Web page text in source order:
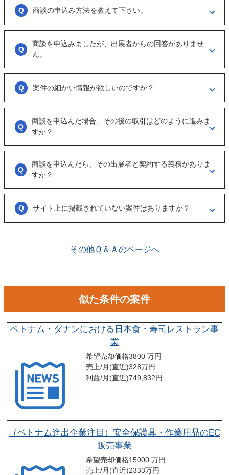
商談の申込み方法を教えて下さい。
「商談を申し込む」ボタンからお申し込みください。
商談といっても、急に条件、金額交渉を行う訳ではなくまずは、どのよ
うな事業をされているのか？
可能であれば、詳細情報を出して欲しいと連絡ください。
商談を申込みましたが、出展者からの回答がありませ
ん。
大変申し訳ございません。こちらも、回答がない出展者には返事をする
ように催促をしております。
ただ、案件を見ていない方もおられるので、数日経っても返信がない場
案件の細かい情報が欲しいのですが？
「商談を申し込む」ボタンから案件の詳細情報をリクエストしてくださ
オンラインとは言え対人のやりとりですので、丁寧な言葉遣いを心掛け
商談を申込んだ場合、その後の取引はどのように進みま
すか？
実際に出展者（仲介案件の場合、仲介担当者）とのメッセージのやりと
りになります。
具体的に購入を考えた場合は、一度、出展者とのオンライン面談を行う
商談を申込んだら、その出展者と契約する義務がありま
すか？
ございません。まずは、商談でどのような事業なのかを確認する目的も
あるため、気軽に商談申し込みを行ってください。
サイト上に掲載されていない案件はありますか？
その他Ｑ＆Ａのページへ
似た条件の案件
ベトナム・ダナンにおける日本食・寿司レストラン事
業
希望売却価格3800 万円
売上/月(直近)328万円
利益/月(直近)749,832円
（ベトナム進出企業注目）安全保護具・作業用品のEC
販売事業
希望売却価格15000 万円
売上/月(直近)2333万円